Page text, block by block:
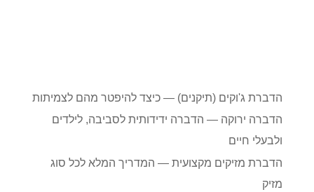
הדברת ג'וקים (תיקנים) — כיצד להיפטר מהם לצמיתות
הדברה ירוקה — הדברה ידידותית לסביבה, לילדים
ולבעלי חיים
הדברת מזיקים מקצועית — המדריך המלא לכל סוג
מזיק